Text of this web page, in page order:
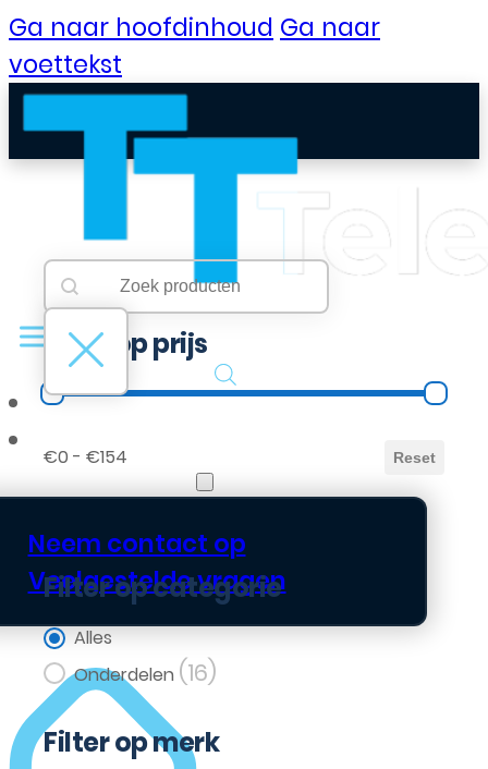
Ga naar hoofdinhoud Ga naar
voettekst
B2B Portaal
Neem contact op
Veelgestelde vragen
Searchbar
Search content
Filter op prijs
Filter op prijs
€0 - €154 Reset
Filter op categorie
Filter op categorie
Alles
Onderdelen (16)
Filter op merk